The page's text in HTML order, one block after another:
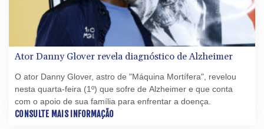
Ator Danny Glover revela diagnóstico de Alzheimer
O ator Danny Glover, astro de "Máquina Mortífera", revelou
nesta quarta-feira (1º) que sofre de Alzheimer e que conta
com o apoio de sua família para enfrentar a doença.
CONSULTE MAIS INFORMAÇÃO